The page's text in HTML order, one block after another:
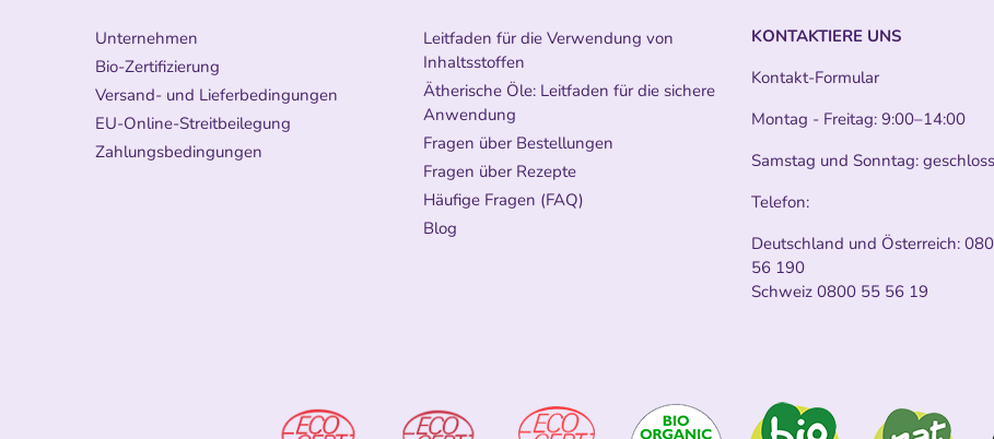
Unternehmen
Bio-Zertifizierung
Versand- und Lieferbedingungen
EU-Online-Streitbeilegung
Zahlungsbedingungen
Leitfaden für die Verwendung von
Inhaltsstoffen
Ätherische Öle: Leitfaden für die sichere
Anwendung
Fragen über Bestellungen
Fragen über Rezepte
Häufige Fragen (FAQ)
Blog
KONTAKTIERE UNS
Kontakt-Formular
Montag - Freitag: 9:00–14:00
Samstag und Sonntag:
Telefon:
Deutschland und Österreich:
56 190
Schweiz 0800 55 56 19